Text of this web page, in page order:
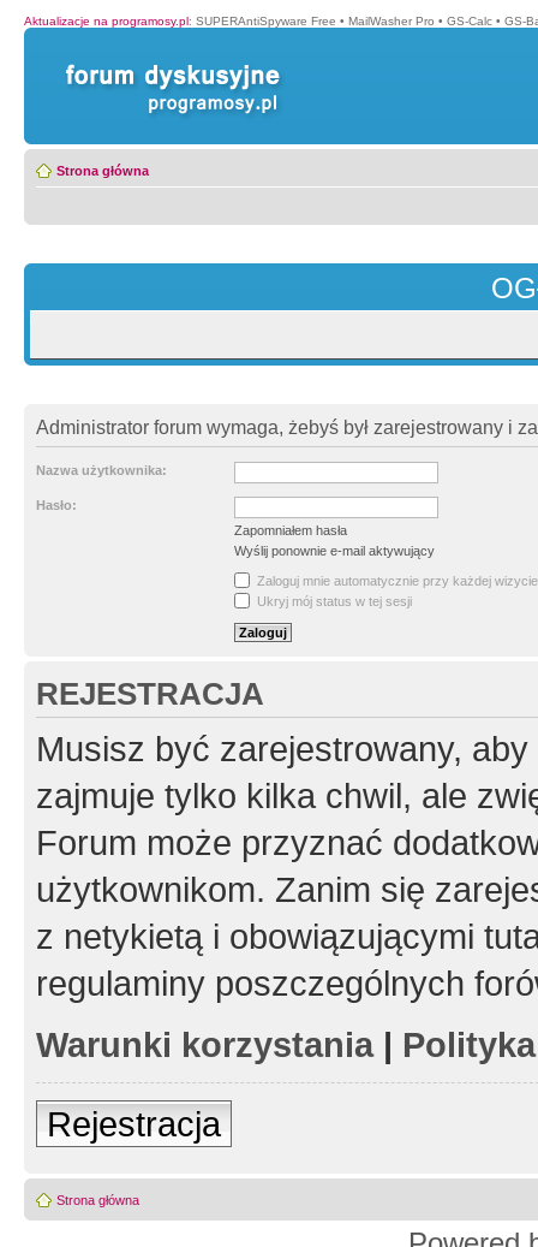
Aktualizacje na programosy.pl: SUPERAntiSpyware Free • MailWasher Pro • GS-Calc • GS-
Strona główna
Administrator forum wymaga, żebyś był zarejestrowany i
Nazwa użytkownika:
Hasło:
Zapomniałem hasła
Wyślij ponownie e-mail aktywujący
Zaloguj mnie automatycznie przy każdej wizycie
Ukryj mój status w tej sesji
REJESTRACJA
Musisz być zarejestrowany,
zajmuje tylko kilka chwil, ale
Forum może przyznać
użytkownikom. Zanim się
z netykietą i obowiązującymi
regulaminy poszczególnych
Warunki korzystania|
Rejestracja
Strona główna